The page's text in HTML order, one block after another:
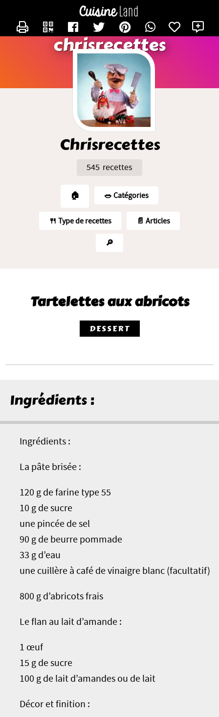
chrisrecettes
Chrisrecettes
545 recettes
🏠 🥗️ Catégories
🍴 Type de recettes 📄 Articles
🔎
Tartelettes aux abricots
DESSERT
Ingrédients :
Ingrédients :
La pâte brisée :
120 g de farine type 55
10 g de sucre
une pincée de sel
90 g de beurre pommade
33 g d’eau
une cuillère à café de vinaigre blanc (facultatif)
800 g d’abricots frais
Le flan au lait d’amande :
1 œuf
15 g de sucre
100 g de lait d’amandes ou de lait
Décor et finition :
CONTACTER CHRISRECETTES